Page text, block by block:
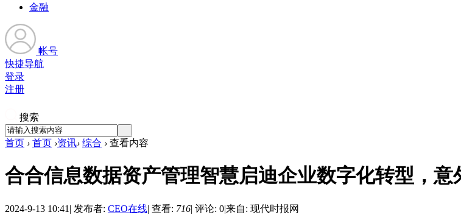
金融
帐号
快捷导航
登录
注册
搜索
首页 › 首页 ›资讯› 综合 › 查看内容
合合信息数据资产管理智慧启迪企业数字化转型，
2024-9-13 10:41 | 发布者: CEO在线| 查看: 716| 评论: 0|来自: 现代时报网